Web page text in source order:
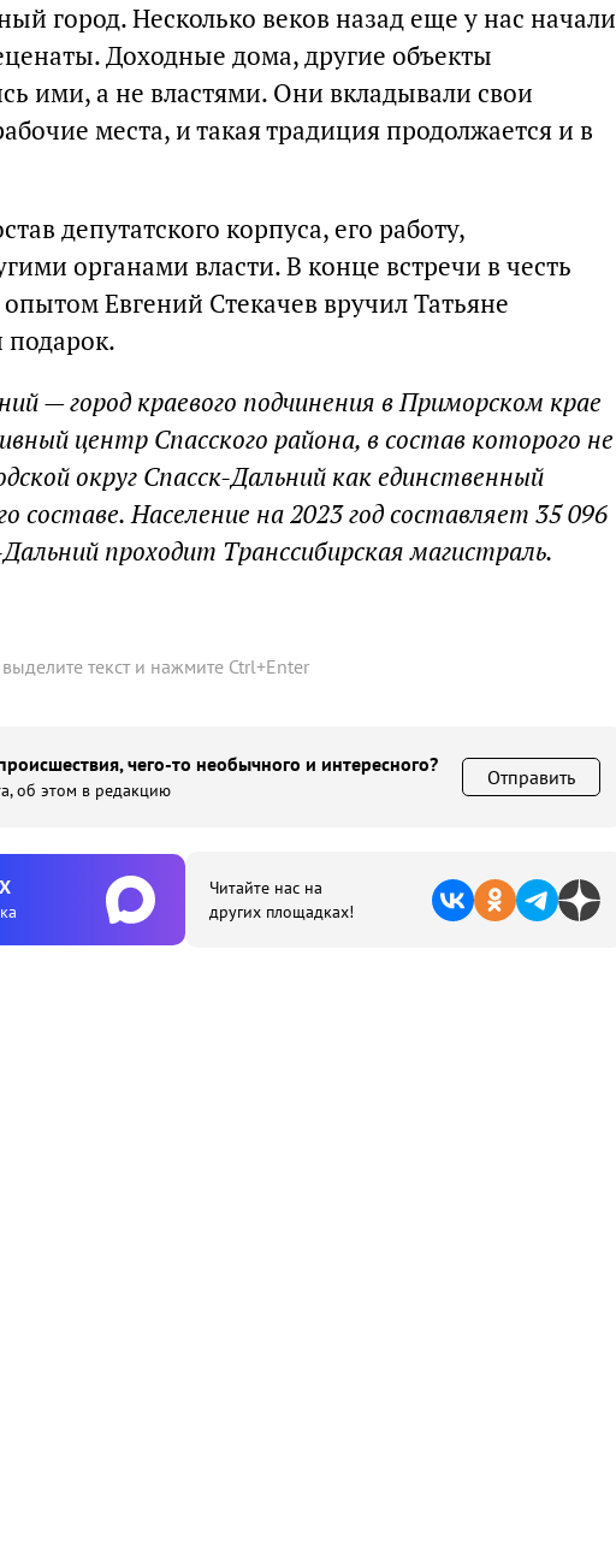
город. Несколько веков назад еще у нас начали
Доходные дома, другие объекты
ими, а не властями. Они вкладывали свои
места, и такая традиция продолжается и в
депутатского корпуса, его работу,
органами власти. В конце встречи в честь
Евгений Стекачев вручил Татьяне
— город краевого подчинения в Приморском крае
центр Спасского района, в состав которого не
округ Спасск-Дальний как единственный
составе. Население на 2023 год составляет 35 096
проходит Транссибирская магистраль.
текст и нажмите Ctrl+Enter
чего-то необычного и интересного?
об этом в редакцию
Отправить
Читайте нас на
других площадках!